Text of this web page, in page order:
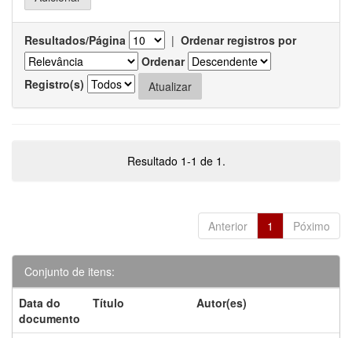
Resultados/Página | Ordenar registros por
Ordenar
Registro(s)
Resultado 1-1 de 1.
Anterior 1 Póximo
Conjunto de itens:
Data do
documento
Título Autor(es)